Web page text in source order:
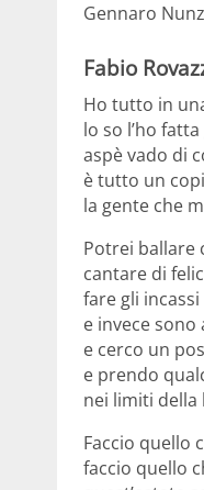
Gennaro
Fabio
Ho tutto in
lo so l’ho
aspè vado di
è tutto un
la gente che
Potrei ballare
cantare di
fare gli
e invece sono
e cerco un
e prendo
nei limiti della
Faccio quello
faccio quello